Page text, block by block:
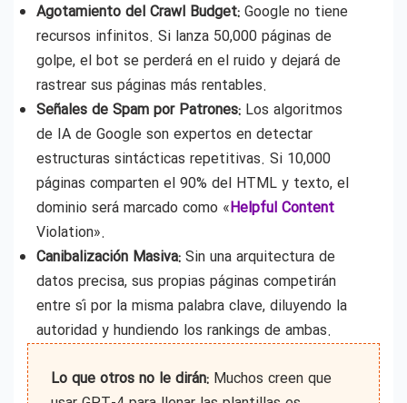
Agotamiento del Crawl Budget: Google no tiene
recursos infinitos. Si lanza 50,000 páginas de
golpe, el bot se perderá en el ruido y dejará de
rastrear sus páginas más rentables.
Señales de Spam por Patrones: Los algoritmos
de IA de Google son expertos en detectar
estructuras sintácticas repetitivas. Si 10,000
páginas comparten el 90% del HTML y texto, el
dominio será marcado como «Helpful Content
Violation».
Canibalización Masiva: Sin una arquitectura de
datos precisa, sus propias páginas competirán
entre sí por la misma palabra clave, diluyendo la
autoridad y hundiendo los rankings de ambas.
Lo que otros no le dirán: Muchos creen que